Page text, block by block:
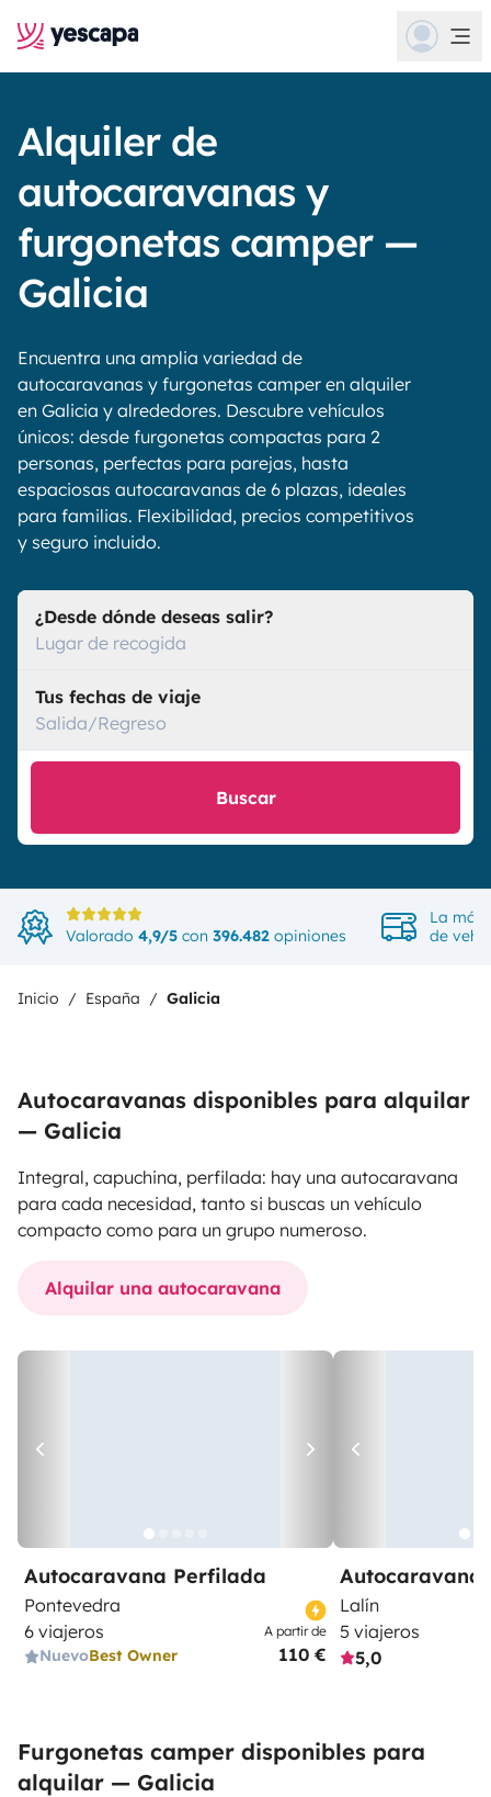
Alquiler de
autocaravanas y
furgonetas camper —
Galicia
Encuentra una amplia variedad de
autocaravanas y furgonetas camper en alquiler
en Galicia y alrededores. Descubre vehículos
únicos: desde furgonetas compactas para 2
personas, perfectas para parejas, hasta
espaciosas autocaravanas de 6 plazas, ideales
para familias. Flexibilidad, precios competitivos
y seguro incluido.
¿Desde dónde deseas salir?
Lugar de recogida
Tus fechas de viaje
Salida/Regreso
Buscar
Valorado 4,9/5 con 396.482 opiniones
La más
de
Inicio España Galicia
Autocaravanas disponibles para alquilar
— Galicia
Integral, capuchina, perfilada: hay una autocaravana
para cada necesidad, tanto si buscas un vehículo
compacto como para un grupo numeroso.
Alquilar una autocaravana
Autocaravana Perfilada
Pontevedra
6 viajeros
NuevoBest Owner
A partir de
110 €
Autocaravana
Lalín
5 viajeros
5,0
Furgonetas camper disponibles para
alquilar — Galicia